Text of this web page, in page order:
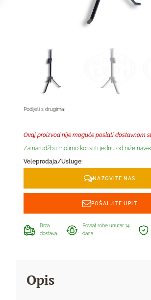
Podijeli s drugima:
Ovaj proizvod nije moguće poslati dostavnom
Za narudžbu molimo koristiti jednu od niže
Veleprodaja/Usluge:
NAZOVITE NAS
POŠALJITE UPIT
Brza
dostava
Povrat robe unutar 14
dana
Opis